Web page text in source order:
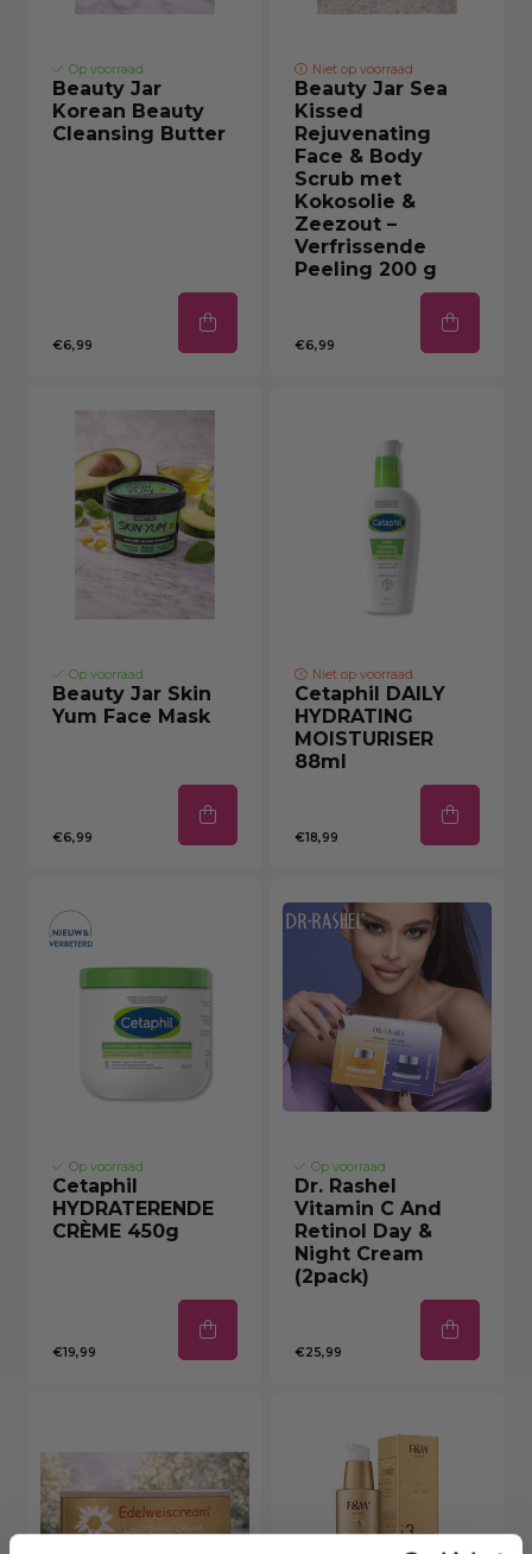
Op voorraad
Beauty Jar
Korean Beauty
Cleansing Butter
€6,99
Niet op voorraad
Beauty Jar Sea
Kissed
Rejuvenating
Face & Body
Scrub met
Kokosolie &
Zeezout –
Verfrissende
Peeling 200 g
€6,99
Op voorraad
Beauty Jar Skin
Yum Face Mask
€6,99
Niet op voorraad
Cetaphil DAILY
HYDRATING
MOISTURISER
88ml
€18,99
Op voorraad
Cetaphil
HYDRATERENDE
CRÈME 450g
€19,99
Op voorraad
Dr. Rashel
Vitamin C And
Retinol Day &
Night Cream
(2pack)
€25,99